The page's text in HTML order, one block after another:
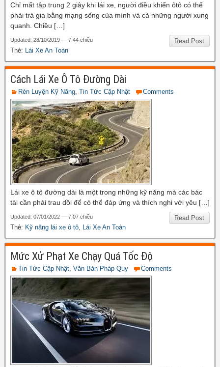
Chỉ mất tập trung 2 giây khi lái xe, người điều khiển ôtô có thể
phải trả giá bằng mạng sống của mình và cả những người xung
quanh. Chiều […]
Read Post
Updated: 28/10/2019 — 7:44 chiều
Thẻ: Lái Xe An Toàn
Cách Lái Xe Ô Tô Đường Dài
Rèn Luyện Kỹ Năng Tin Tức Cập Nhật Comments
Lái xe ô tô đường dài là một trong những kỹ năng mà các bác
tài cần phải trau dồi để có thể đáp ứng và thích nghi với yêu […]
Read Post
Updated: 07/01/2022 — 7:07 chiều
Thẻ: Kỹ năng lái xe ô tô Lái Xe An Toàn
Mức Xử Phạt Xe Chạy Quá Tốc Độ
Tin Tức Cập Nhật Văn Bản Pháp Quy Comments